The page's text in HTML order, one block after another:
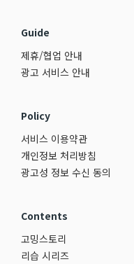
Guide
제휴/협업 안내
광고 서비스 안내
Policy
서비스 이용약관
개인정보 처리방침
광고성 정보 수신 동의
Contents
고밍스토리
리습 시리즈